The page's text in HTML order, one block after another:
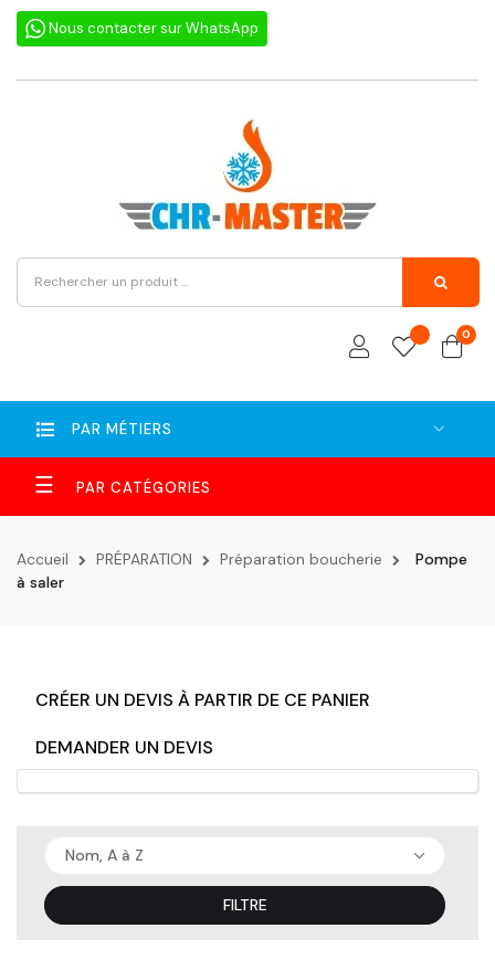
Nous contacter sur WhatsApp
0
PAR MÉTIERS
Basculer
la
navigation
☰
Accueil PRÉPARATION Préparation boucherie
Pompe
à saler
CRÉER UN DEVIS À PARTIR DE CE PANIER
DEMANDER UN DEVIS
Nom, A à Z
FILTRE